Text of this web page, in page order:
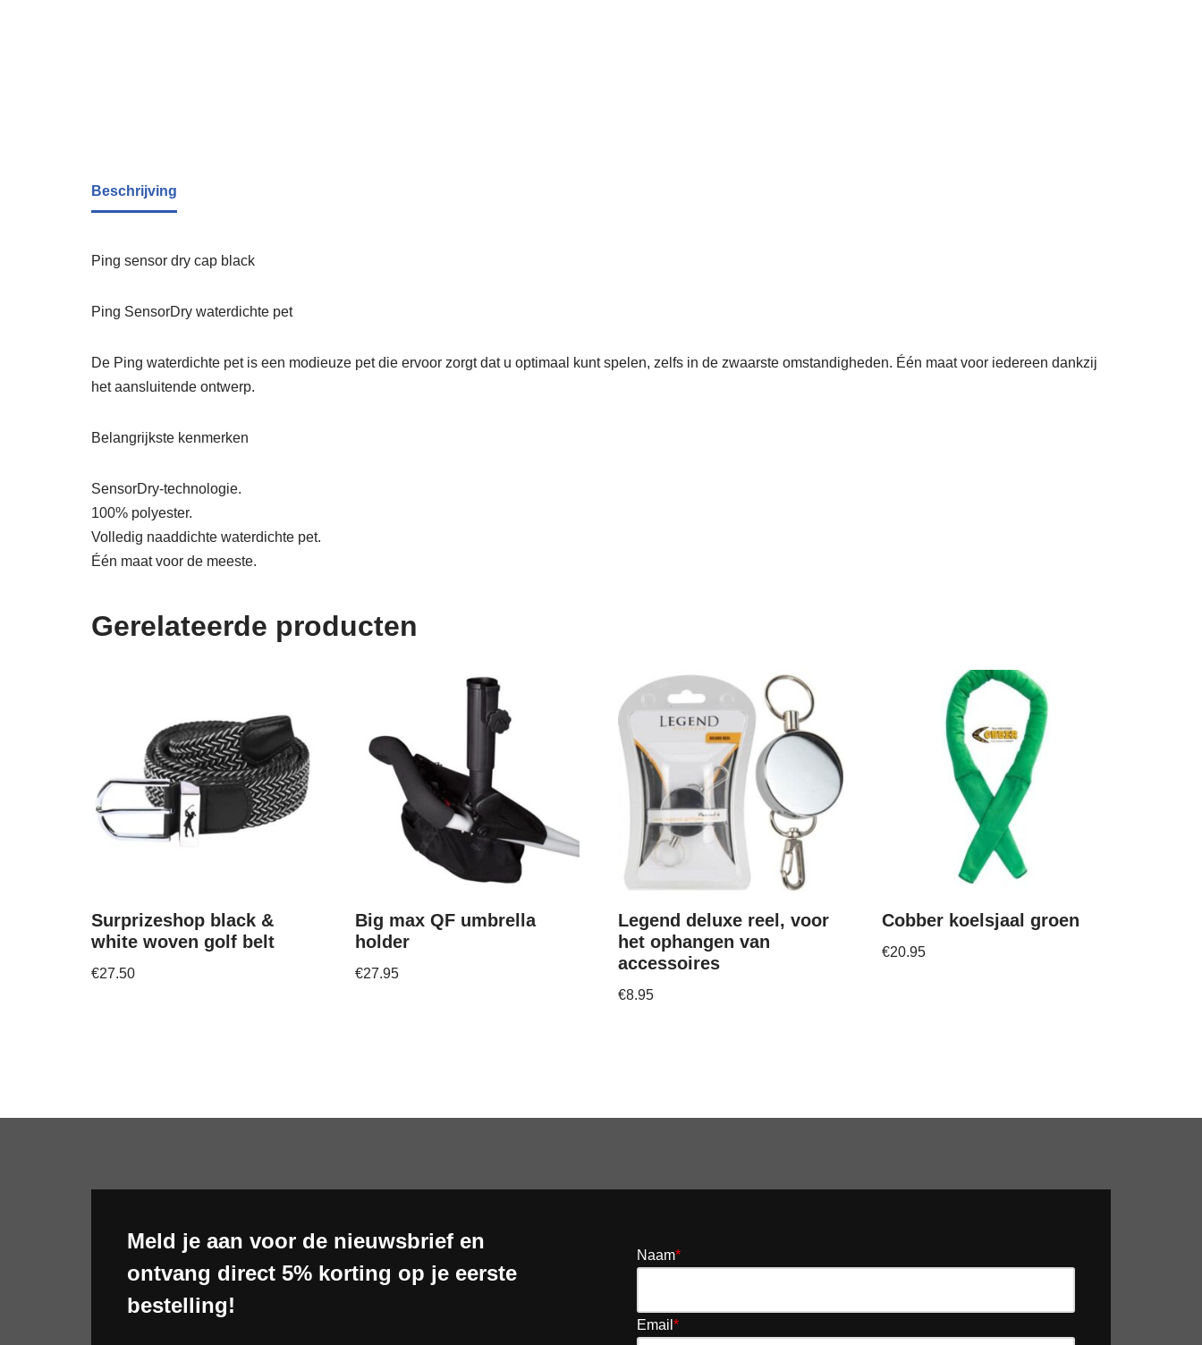
Beschrijving
Ping sensor dry cap black
Ping SensorDry waterdichte pet
De Ping waterdichte pet is een modieuze pet die ervoor zorgt dat u optimaal kunt spelen, zelfs in de zwaarste omstandigheden. Één maat voor iedereen dankzij
het aansluitende ontwerp.
Belangrijkste kenmerken
SensorDry-technologie.
100% polyester.
Volledig naaddichte waterdichte pet.
Één maat voor de meeste.
Gerelateerde producten
Surprizeshop black &
white woven golf belt
€27.50
Big max QF umbrella
holder
€27.95
Legend deluxe reel, voor
het ophangen van
accessoires
€8.95
Cobber koelsjaal groen
€20.95
Meld je aan voor de nieuwsbrief en
ontvang direct 5% korting op je eerste
bestelling!
Naam*
Email *